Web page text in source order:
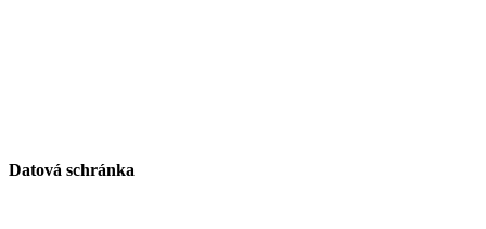
Datová schránka